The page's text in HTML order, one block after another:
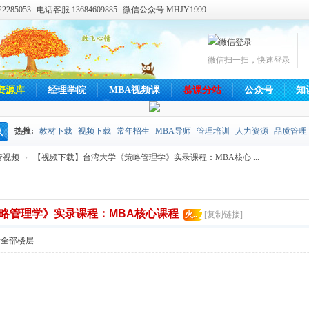
电话客服 13684609885 微信公众号 MHJY1999
微信扫一扫，快速登录
源库 经理学院 MBA视频课 慕课分站 公众号 知
热搜: 教材下载 视频下载 常年招生 MBA导师 管理培训 人力资源 品质管理
视频 › 【视频下载】台湾大学《策略管理学》实录课程：MBA核心 ...
管理学》实录课程：MBA核心课程 火.. [复制链接]
部楼层